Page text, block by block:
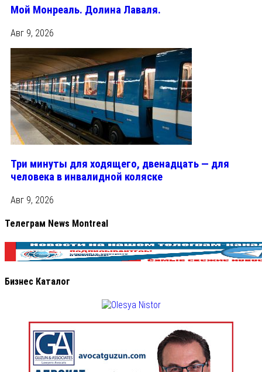
Мой Монреаль. Долина Лаваля.
Авг 9, 2026
Три минуты для ходящего, двенадцать — для
человека в инвалидной коляске
Авг 9, 2026
Телеграм News Montreal
Бизнес Каталог